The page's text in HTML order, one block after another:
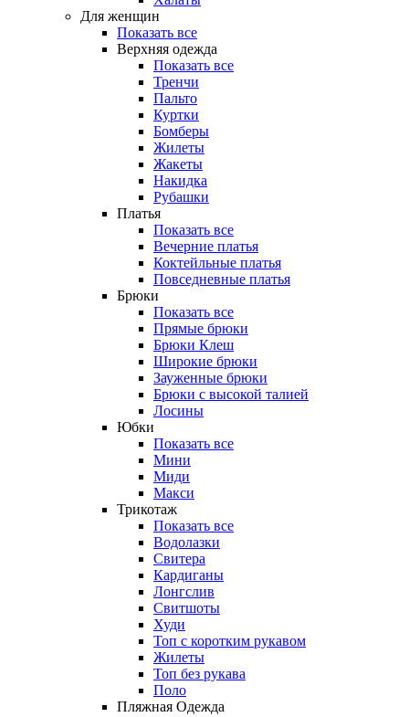
Для женщин
Показать все
Верхняя одежда
Показать все
Тренчи
Пальто
Куртки
Бомберы
Жилеты
Жакеты
Накидка
Рубашки
Платья
Показать все
Вечерние платья
Коктейльные платья
Повседневные платья
Брюки
Показать все
Прямые брюки
Брюки Клеш
Широкие брюки
Зауженные брюки
Брюки с высокой талией
Лосины
Юбки
Показать все
Мини
Миди
Макси
Трикотаж
Показать все
Водолазки
Свитера
Кардиганы
Лонгслив
Свитшоты
Худи
Топ с коротким рукавом
Жилеты
Топ без рукава
Поло
Пляжная Одежда